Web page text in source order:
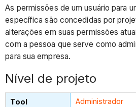
Nível
de
empresa
As permissões de um usuário para
específica são concedidas por
alterações em suas permissões
com a pessoa que serve como
para sua empresa.
Nível de projeto
Administrador